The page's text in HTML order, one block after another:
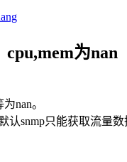
为nan
nan。
认snmp只能获取流量